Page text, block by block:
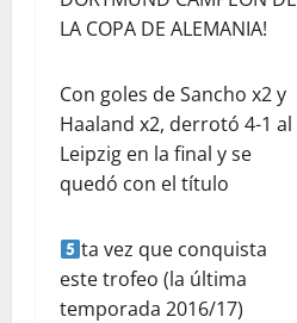
LA COPA DE ALEMANIA!
Con goles de Sancho x2 y
Haaland x2, derrotó 4-1 al
Leipzig en la final y se
quedó con el título
ta vez que conquista
este trofeo (la última
temporada 2016/17)